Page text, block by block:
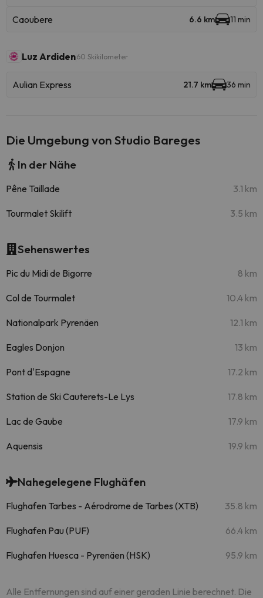
Caoubere 6.6 km 11 min
Luz Ardiden60 Skikilometer
Aulian Express 21.7 km 36 min
Die Umgebung von Studio Bareges
In der Nähe
Pêne Taillade 3.1 km
Tourmalet Skilift 3.5 km
Sehenswertes
Pic du Midi de Bigorre 8 km
Col de Tourmalet 10.4 km
Nationalpark Pyrenäen 12.1 km
Eagles Donjon 13 km
Pont d'Espagne 17.2 km
Station de Ski Cauterets-Le Lys 17.8 km
Lac de Gaube 17.9 km
Aquensis 19.9 km
Nahegelegene Flughäfen
Flughafen Tarbes - Aérodrome de Tarbes (XTB) 35.8 km
Flughafen Pau (PUF) 66.4 km
Flughafen Huesca - Pyrenäen (HSK) 95.9 km
Alle Entfernungen sind auf einer geraden Linie berechnet. Die